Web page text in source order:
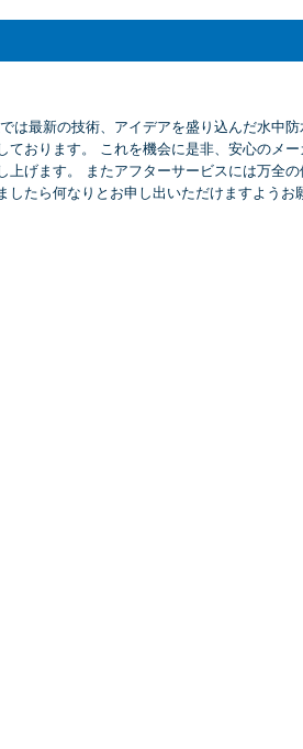
は最新の技術、アイデアを盛り込んだ水中
ております。 これを機会に是非、安心のメー
上げます。 またアフターサービスには万全
したら何なりとお申し出いただけますようお